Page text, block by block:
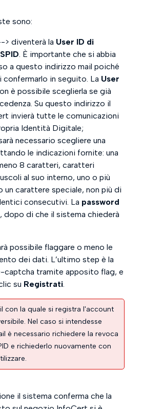
sono:
> diventerà la User ID di
. È importante che si abbia
a questo indirizzo mail poiché
in seguito. La User
è possibile sceglierla se già
Su questo indirizzo il
invierà tutte le comunicazioni
Identità Digitale;
necessario scegliere una
le indicazioni fornite: una
8 caratteri, caratteri
al suo interno, uno o più
un carattere speciale, non più di
consecutivi. La password
, dopo di che il sistema chiederà
possibile flaggare o meno le
dei dati. L’ultimo step è la
captcha tramite apposito flag, e
su Registrati
con la quale si registra l'account
Nel caso si intendesse
è necessario richiedere la revoca
e richiederlo nuovamente con
il sistema conferma che la